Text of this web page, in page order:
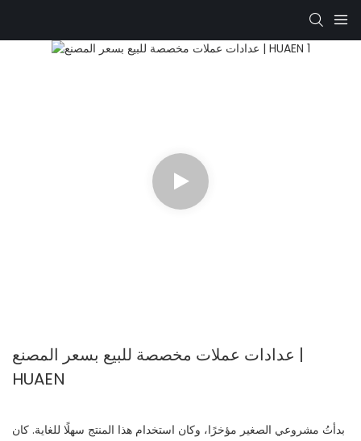
عدادات عملات مخصصة للبيع بسعر المصنع |
HUAEN
بدأتُ مشروعي الصغير مؤخرًا، وكان استخدام هذا المنتج سهلًا للغاية. كان